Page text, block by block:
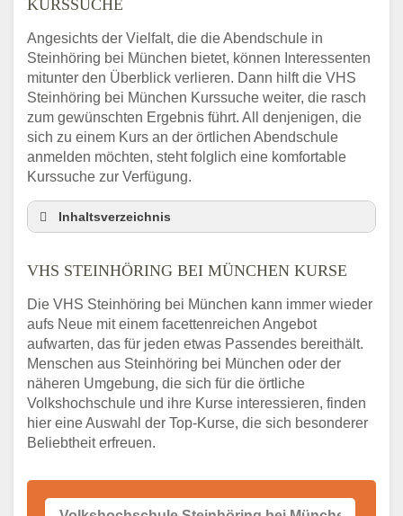
KURSSUCHE
Angesichts der Vielfalt, die die Abendschule in
Steinhöring bei München bietet, können Interessenten
mitunter den Überblick verlieren. Dann hilft die VHS
Steinhöring bei München Kurssuche weiter, die rasch
zum gewünschten Ergebnis führt. All denjenigen, die
sich zu einem Kurs an der örtlichen Abendschule
anmelden möchten, steht folglich eine komfortable
Kurssuche zur Verfügung.
Inhaltsverzeichnis
München und Umgebung
Abendschule Steinhöring bei München
Kurssuche
VHS Steinhöring bei München Kurse
VHS Steinhöring bei München –
Öffnungszeiten und Telefonnummer
Stellenangebote der Volkshochschule
Steinhöring bei München
VHS-Kurs
Alternativen zum VHS Programm 2026 in
VHS STEINHÖRING BEI MÜNCHEN KURSE
Die VHS Steinhöring bei München kann immer wieder
aufs Neue mit einem facettenreichen Angebot
aufwarten, das für jeden etwas Passendes bereithält.
Menschen aus Steinhöring bei München oder der
näheren Umgebung, die sich für die örtliche
Volkshochschule und ihre Kurse interessieren, finden
hier eine Auswahl der Top-Kurse, die sich besonderer
Beliebtheit erfreuen.